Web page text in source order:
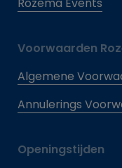
Voorwaarden
Algemene
Annulerings
Openingstijden